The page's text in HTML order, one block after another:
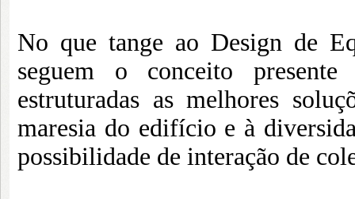
No que tange ao Design de
seguem o conceito
estruturadas as melhores
maresia do edifício e à
possibilidade de interação de